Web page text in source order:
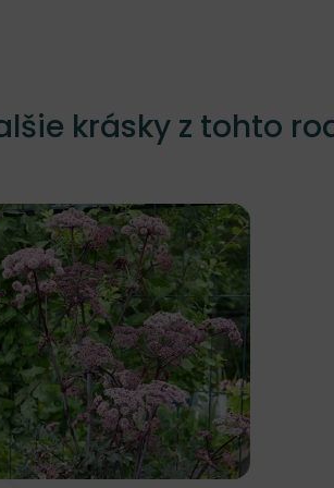
krásky z tohto